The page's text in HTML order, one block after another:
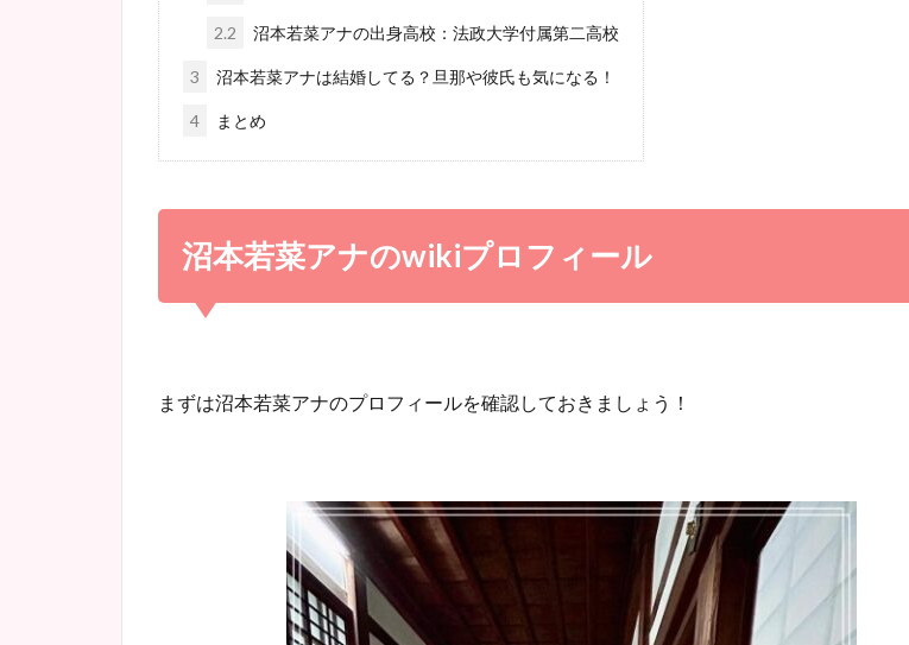
2.2 沼本若菜アナの出身高校：法政大学付属第二高校
3 沼本若菜アナは結婚してる？旦那や彼氏も気になる！
4 まとめ
沼本若菜アナのwikiプロフィール
まずは沼本若菜アナのプロフィールを確認しておきましょう！